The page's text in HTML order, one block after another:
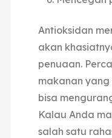
Antioksidan
akan
penuaan.
makanan
bisa
Kalau Anda
salah satu